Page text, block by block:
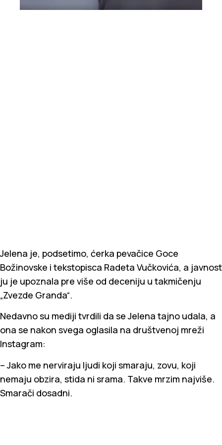
Jelena je, podsetimo, ćerka pevačice Goce
Božinovske i tekstopisca Radeta Vučkovića, a javnost
ju je upoznala pre više od deceniju u takmičenju
„Zvezde Granda“.
Nedavno su mediji tvrdili da se Jelena tajno udala, a
ona se nakon svega oglasila na društvenoj mreži
Instagram:
– Jako me nerviraju ljudi koji smaraju, zovu, koji
nemaju obzira, stida ni srama. Takve mrzim najviše.
Smarači dosadni.